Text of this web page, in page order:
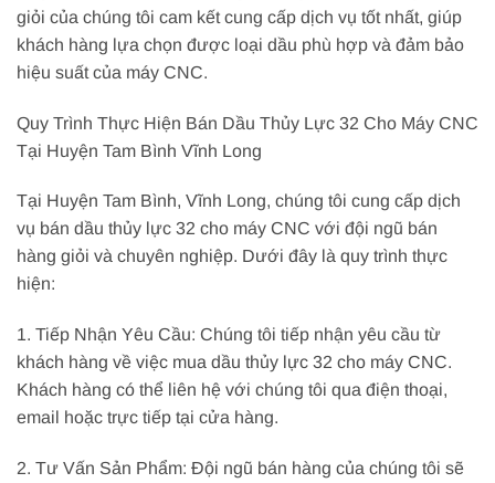
giỏi của chúng tôi cam kết cung cấp dịch vụ tốt nhất, giúp
khách hàng lựa chọn được loại dầu phù hợp và đảm bảo
hiệu suất của máy CNC.
Quy Trình Thực Hiện Bán Dầu Thủy Lực 32 Cho Máy CNC
Tại Huyện Tam Bình Vĩnh Long
Tại Huyện Tam Bình, Vĩnh Long, chúng tôi cung cấp dịch
vụ bán dầu thủy lực 32 cho máy CNC với đội ngũ bán
hàng giỏi và chuyên nghiệp. Dưới đây là quy trình thực
hiện:
1. Tiếp Nhận Yêu Cầu: Chúng tôi tiếp nhận yêu cầu từ
khách hàng về việc mua dầu thủy lực 32 cho máy CNC.
Khách hàng có thể liên hệ với chúng tôi qua điện thoại,
email hoặc trực tiếp tại cửa hàng.
2. Tư Vấn Sản Phẩm: Đội ngũ bán hàng của chúng tôi sẽ